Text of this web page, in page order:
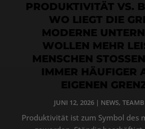
PRODUKTIVITÄT VS.
WO LIEGT DIE
MODERNE
WOLLEN MEHR
MENSCHEN
IMMER HÄUFIGER
EIGENEN
JUNI 12, 2026 | NEWS,
Produktivität ist zum Symbol des